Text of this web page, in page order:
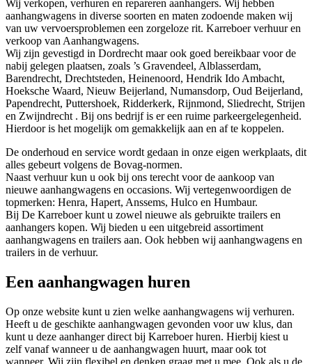
Wij verkopen, verhuren en repareren aanhangers. Wij hebben
aanhangwagens in diverse soorten en maten zodoende maken wij
van uw vervoersproblemen een zorgeloze rit. Karreboer verhuur en
verkoop van Aanhangwagens.
Wij zijn gevestigd in Dordrecht maar ook goed bereikbaar voor de
nabij gelegen plaatsen, zoals ’s Gravendeel, Alblasserdam,
Barendrecht, Drechtsteden, Heinenoord, Hendrik Ido Ambacht,
Hoeksche Waard, Nieuw Beijerland, Numansdorp, Oud Beijerland,
Papendrecht, Puttershoek, Ridderkerk, Rijnmond, Sliedrecht, Strijen
en Zwijndrecht . Bij ons bedrijf is er een ruime parkeergelegenheid.
Hierdoor is het mogelijk om gemakkelijk aan en af te koppelen.
De onderhoud en service wordt gedaan in onze eigen werkplaats, dit
alles gebeurt volgens de Bovag-normen.
Naast verhuur kun u ook bij ons terecht voor de aankoop van
nieuwe aanhangwagens en occasions. Wij vertegenwoordigen de
topmerken: Henra, Hapert, Anssems, Hulco en Humbaur.
Bij De Karreboer kunt u zowel nieuwe als gebruikte trailers en
aanhangers kopen. Wij bieden u een uitgebreid assortiment
aanhangwagens en trailers aan. Ook hebben wij aanhangwagens en
trailers in de verhuur.
Een aanhangwagen huren
Op onze website kunt u zien welke aanhangwagens wij verhuren.
Heeft u de geschikte aanhangwagen gevonden voor uw klus, dan
kunt u deze aanhanger direct bij Karreboer huren. Hierbij kiest u
zelf vanaf wanneer u de aanhangwagen huurt, maar ook tot
wanneer. Wij zijn flexibel en denken graag met u mee. Ook als u de